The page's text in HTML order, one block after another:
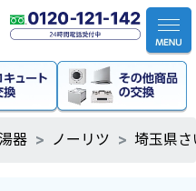
器 ノーリツ 埼玉県